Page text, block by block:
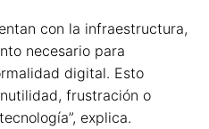
con la infraestructura,
necesario para
digital. Esto
frustración o
explica.